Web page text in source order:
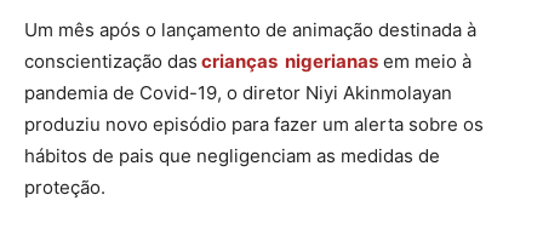
Um mês após o lançamento de animação destinada à
conscientização das crianças nigerianas em meio à
pandemia de Covid-19, o diretor Niyi Akinmolayan
produziu novo episódio para fazer um alerta sobre os
hábitos de pais que negligenciam as medidas de
proteção.